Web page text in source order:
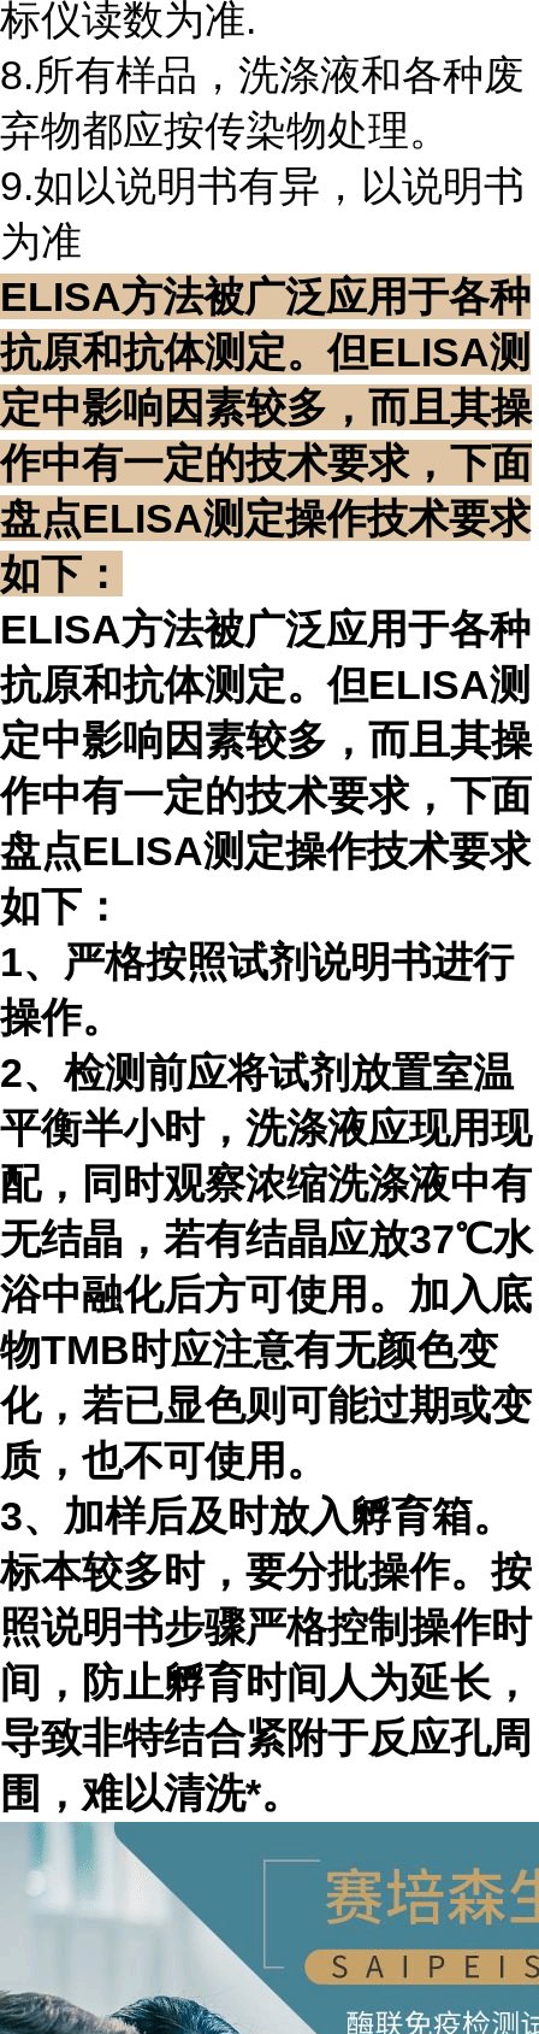
标仪读数为准.
8.所有样品，洗涤液和各种废
弃物都应按传染物处理。
9.如以说明书有异，以说明书
为准
ELISA方法被广泛应用于各种
抗原和抗体测定。但ELISA测
定中影响因素较多，而且其操
作中有一定的技术要求，下面
盘点ELISA测定操作技术要求
如下：
ELISA方法被广泛应用于各种
抗原和抗体测定。但ELISA测
定中影响因素较多，而且其操
作中有一定的技术要求，下面
盘点ELISA测定操作技术要求
如下：
1、严格按照试剂说明书进行
操作。
2、检测前应将试剂放置室温
平衡半小时，洗涤液应现用现
配，同时观察浓缩洗涤液中有
无结晶，若有结晶应放37℃水
浴中融化后方可使用。加入底
物TMB时应注意有无颜色变
化，若已显色则可能过期或变
质，也不可使用。
3、加样后及时放入孵育箱。
标本较多时，要分批操作。按
照说明书步骤严格控制操作时
间，防止孵育时间人为延长，
导致非特结合紧附于反应孔周
围，难以清洗*。